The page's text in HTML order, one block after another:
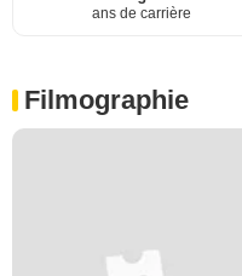
ans de carrière
Filmographie